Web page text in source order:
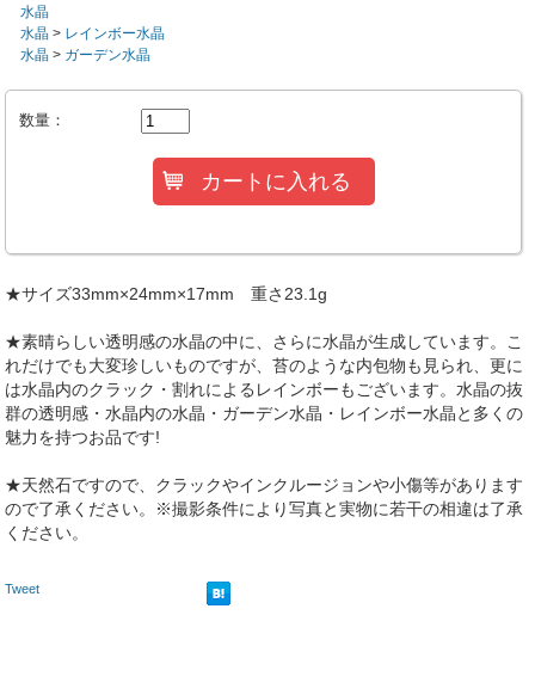
水晶
水晶> レインボー水晶
水晶> ガーデン水晶
数量：
★サイズ33mm×24mm×17mm 重さ23.1g
★素晴らしい透明感の水晶の中に、さらに水晶が生成しています。こ
れだけでも大変珍しいものですが、苔のような内包物も見られ、更に
は水晶内のクラック・割れによるレインボーもございます。水晶の抜
群の透明感・水晶内の水晶・ガーデン水晶・レインボー水晶と多くの
魅力を持つお品です!
★天然石ですので、クラックやインクルージョンや小傷等があります
ので了承ください。※撮影条件により写真と実物に若干の相違は了承
ください。
Tweet